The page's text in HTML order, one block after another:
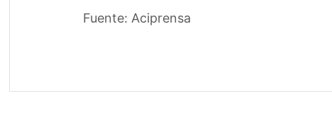
Fuente: Aciprensa